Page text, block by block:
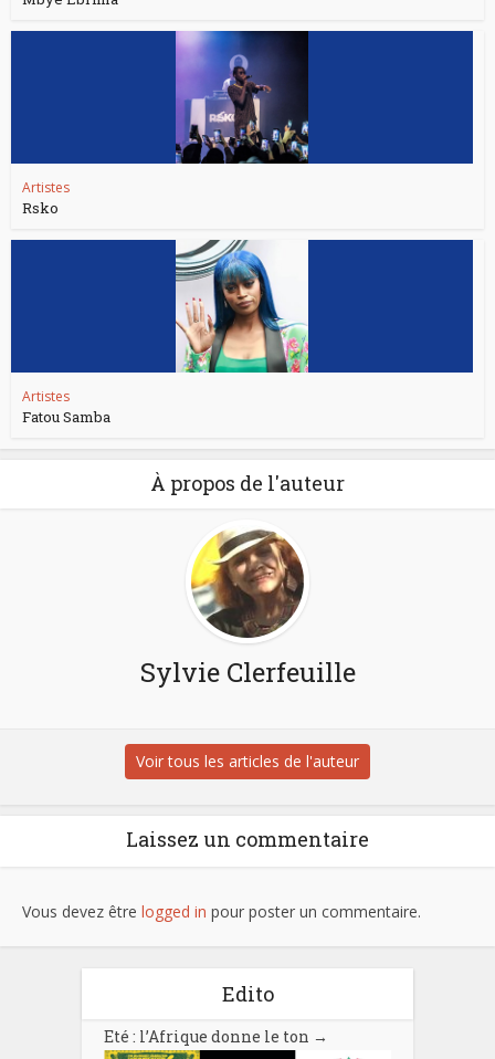
Artistes
Rsko
Artistes
Fatou Samba
À propos de l'auteur
Sylvie Clerfeuille
Voir tous les articles de l'auteur
Laissez un commentaire
Vous devez être logged in pour poster un commentaire.
Edito
Eté : l’Afrique donne le ton →